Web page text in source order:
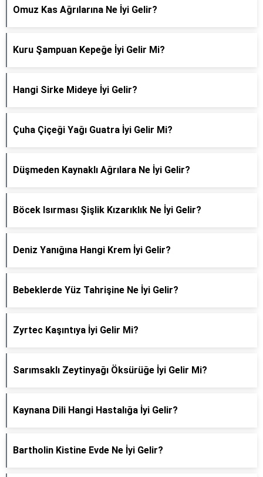
Omuz Kas Ağrılarına Ne İyi Gelir?
Kuru Şampuan Kepeğe İyi Gelir Mi?
Hangi Sirke Mideye İyi Gelir?
Çuha Çiçeği Yağı Guatra İyi Gelir Mi?
Düşmeden Kaynaklı Ağrılara Ne İyi Gelir?
Böcek Isırması Şişlik Kızarıklık Ne İyi Gelir?
Deniz Yanığına Hangi Krem İyi Gelir?
Bebeklerde Yüz Tahrişine Ne İyi Gelir?
Zyrtec Kaşıntıya İyi Gelir Mi?
Sarımsaklı Zeytinyağı Öksürüğe İyi Gelir Mi?
Kaynana Dili Hangi Hastalığa İyi Gelir?
Bartholin Kistine Evde Ne İyi Gelir?